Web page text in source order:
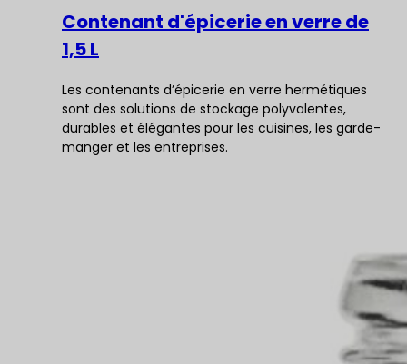
Contenant d'épicerie en verre de
1,5 L
Les contenants d’épicerie en verre hermétiques
sont des solutions de stockage polyvalentes,
durables et élégantes pour les cuisines, les garde-
manger et les entreprises.